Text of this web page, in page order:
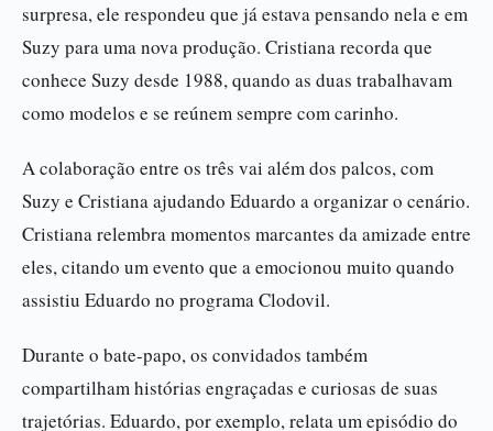
surpresa, ele respondeu que já estava pensando nela e em
Suzy para uma nova produção. Cristiana recorda que
conhece Suzy desde 1988, quando as duas trabalhavam
como modelos e se reúnem sempre com carinho.
A colaboração entre os três vai além dos palcos, com
Suzy e Cristiana ajudando Eduardo a organizar o cenário.
Cristiana relembra momentos marcantes da amizade entre
eles, citando um evento que a emocionou muito quando
assistiu Eduardo no programa Clodovil.
Durante o bate-papo, os convidados também
compartilham histórias engraçadas e curiosas de suas
trajetórias. Eduardo, por exemplo, relata um episódio do